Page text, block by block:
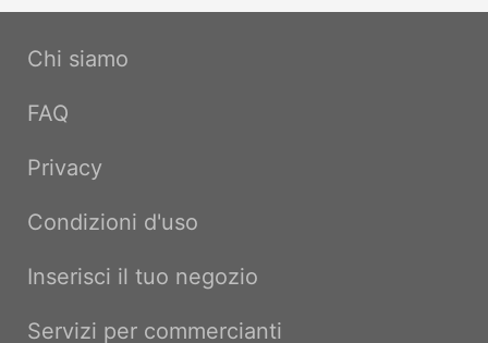
Chi siamo
FAQ
Privacy
Condizioni d'uso
Inserisci il tuo negozio
Servizi per commercianti